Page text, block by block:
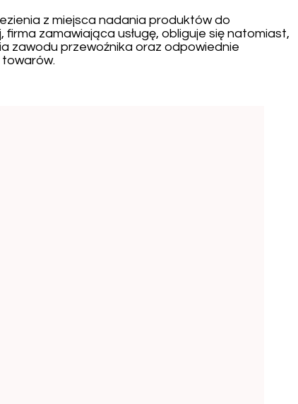
z miejsca nadania produktów do
zamawiająca usługę, obliguje się natomiast,
zawodu przewoźnika oraz odpowiednie